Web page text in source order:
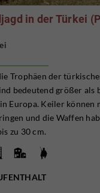
in der Türkei
Trophäen der
bedeutend größer als
Europa. Keiler können
und die Waffen
zu 30 cm.